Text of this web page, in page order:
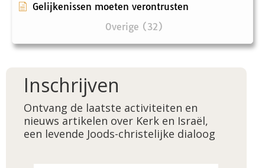
Gelijkenissen moeten verontrusten
Overige (32)
Inschrijven
Ontvang de laatste activiteiten en
nieuws artikelen over Kerk en Israël,
een levende Joods-christelijke dialoog